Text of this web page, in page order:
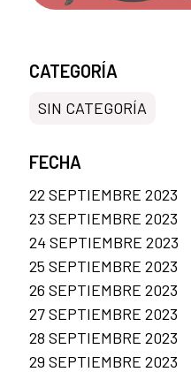
CATEGORÍA
SIN CATEGORÍA
FECHA
22 SEPTIEMBRE 2023
23 SEPTIEMBRE 2023
24 SEPTIEMBRE 2023
25 SEPTIEMBRE 2023
26 SEPTIEMBRE 2023
27 SEPTIEMBRE 2023
28 SEPTIEMBRE 2023
29 SEPTIEMBRE 2023